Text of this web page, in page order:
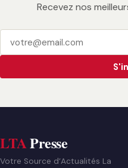
Recevez nos
LTAPresse
Votre Source d’Actualités La